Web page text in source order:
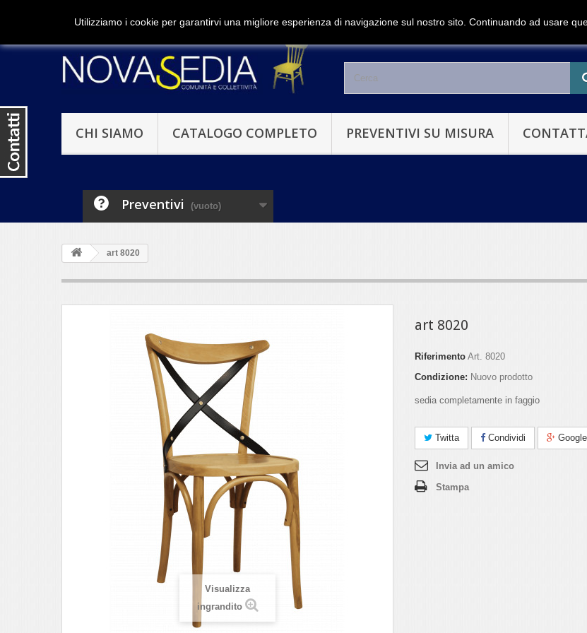
CHI SIAMO CATALOGO COMPLETO PREVENTIVI SU MISURA
Preventivi (vuoto)
art 8020
Visualizza
ingrandito
art 8020
Riferimento Art. 8020
Condizione: Nuovo prodotto
sedia completamente in faggio
Twitta Condividi
Invia ad un amico
Stampa
Utilizziamo i cookie per garantirvi una migliore esperienza di navigazione sul nostro sito. Continuando ad usare